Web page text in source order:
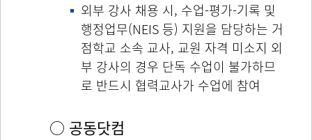
외부 강사 채용 시, 수업-평가-기록 및
행정업무(NEIS 등) 지원을 담당하는 거
점학교 소속 교사, 교원 자격 미소지 외
부 강사의 경우 단독 수업이 불가하므
로 반드시 협력교사가 수업에 참여
○ 공동닷컴